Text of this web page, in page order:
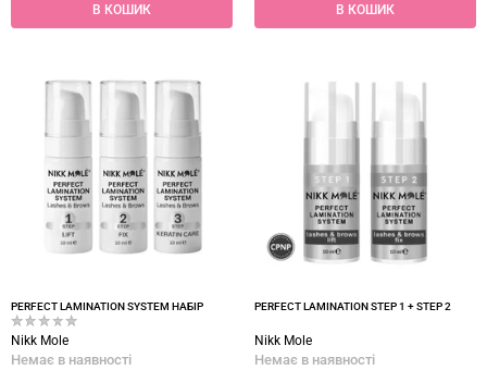
В КОШИК В КОШИК
PERFECT LAMINATION SYSTEM НАБІР
Nikk Mole
Немає в наявності
PERFECT LAMINATION STEP 1 + STEP 2
Nikk Mole
Немає в наявності